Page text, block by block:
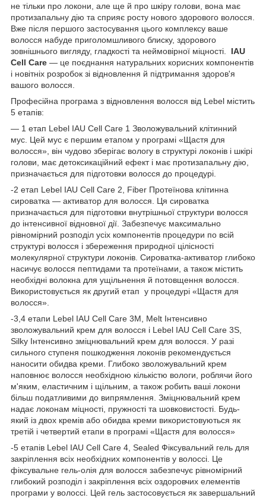
не тільки про локони, але ще й про шкіру голови, вона має
протизапальну дію та сприяє росту нового здорового волосся.
Вже після першого застосування цього комплексу ваше
волосся набуде приголомшливого блиску, здорового
зовнішнього вигляду, гладкості та неймовірної міцності.
IAU
Cell Care — це поєднання натуральних корисних компонентів
і новітніх розробок зі відновлення й підтримання здоров'я
вашого волосся.
Професійна програма з відновлення волосся від Lebel містить
5 етапів:
— 1 етап Lebel IAU Cell Care 1 Зволожувальний клітинний
мус. Цей мус є першим етапом у програмі «Щастя для
волосся», він чудово зберігає вологу в структурі локонів і шкірі
голови, має детоксикаційний ефект і має протизапальну дію,
призначається для підготовки волосся до процедурі.
-2 етап Lebel IAU Cell Care 2, Fiber Протеїнова клітинна
сироватка — активатор для волосся. Ця сироватка
призначається для підготовки внутрішньої структури волосся
до інтенсивної відновної дії. Забезпечує максимально
рівномірний розподіл усіх компонентів процедури по всій
структурі волосся і збереження природної цілісності
молекулярної структури локонів. Сироватка-активатор глибоко
насичує волосся пептидами та протеїнами, а також містить
необхідні волокна для ущільнення й потовщення волосся.
Використовується як другий етап у процедурі «Щастя для
волосся».
-3,4 етапи Lebel IAU Cell Care 3M, Melt Інтенсивно
зволожувальний крем для волосся і Lebel IAU Cell Care 3S,
Silky Інтенсивно зміцнювальний крем для волосся. У разі
сильного ступеня пошкодження локонів рекомендується
наносити обидва креми. Глибоко зволожувальний крем
наповнює волосся необхідною кількістю вологи, роблячи його
м'яким, еластичним і щільним, а також робить ваші локони
більш податливими до випрямлення. Зміцнювальний крем
надає локонам міцності, пружності та шовковистості. Будь-
який із двох кремів або обидва креми використовуються як
третій і четвертий етапи в програмі «Щастя для волосся»
-5 етапів Lebel IAU Cell Care 4, Sealed Фіксувальний гель для
закріплення всіх необхідних компонентів у волоссі. Це
фіксувальне гель-олія для волосся забезпечує рівномірний
глибокий розподіл і закріплення всіх оздоровчих елементів
програми у волоссі. Цей гель застосовується як завершальний